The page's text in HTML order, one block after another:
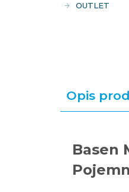
OUTLET
Opis
Basen